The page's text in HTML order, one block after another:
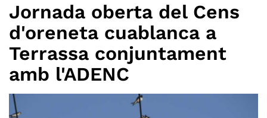
Jornada oberta del Cens
d'oreneta cuablanca a
Terrassa conjuntament
amb l'ADENC